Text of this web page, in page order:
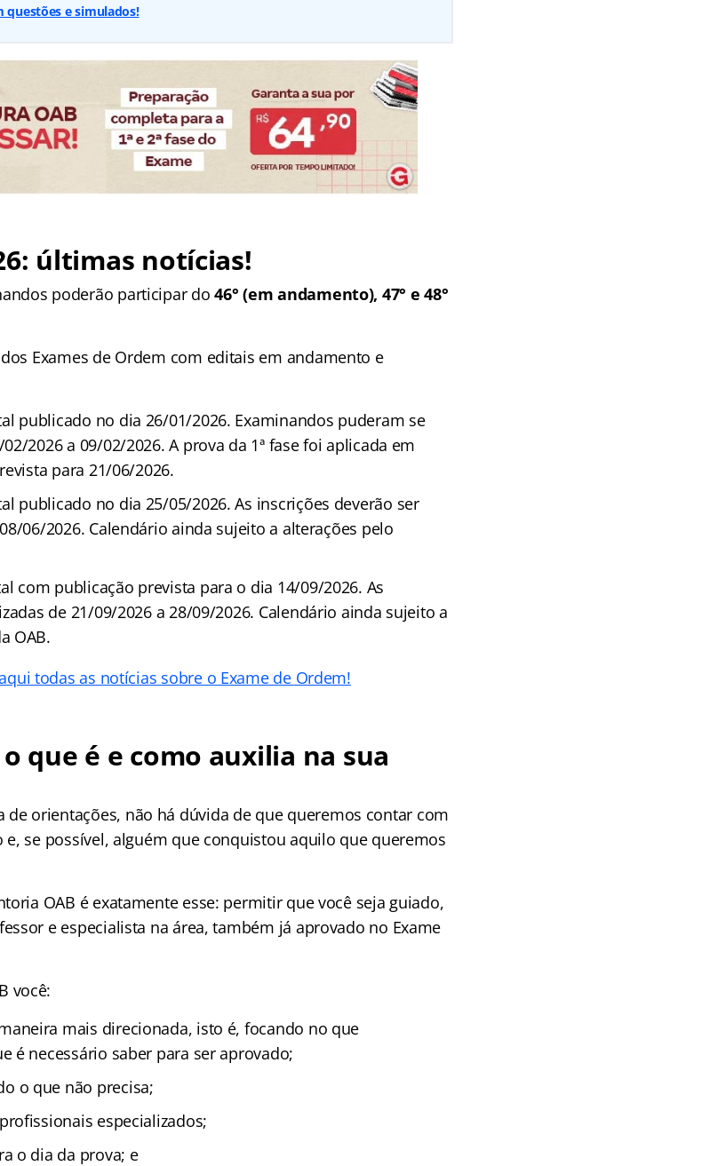
questões e simulados!
últimas notícias!
poderão participar do46° (em andamento), 47° e 48°
Exames de Ordem com editais em andamento e
publicado no dia 26/01/2026. Examinandos puderam se
2026 a 09/02/2026. A prova da 1ª fase foi aplicada em
para 21/06/2026.
publicado no dia 25/05/2026. As inscrições deverão ser
06/2026. Calendário ainda sujeito a alterações pelo
com publicação prevista para o dia 14/09/2026. As
de 21/09/2026 a 28/09/2026. Calendário ainda sujeito a
OAB.
todas as notícias sobre o Exame de Ordem!
que é e como auxilia na sua
de orientações, não há dúvida de que queremos contar com
se possível, alguém que conquistou aquilo que queremos
OAB é exatamente esse: permitir que você seja guiado,
e especialista na área, também já aprovado no Exame
você:
mais direcionada, isto é, focando no que
é necessário saber para ser aprovado;
o que não precisa;
especializados;
o dia da prova; e